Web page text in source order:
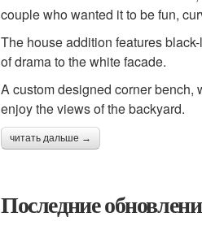
couple who wanted it to be fun,
The house addition features
of drama to the white facade.
A custom designed corner bench,
enjoy the views of the backyard.
читать дальше →
Последние